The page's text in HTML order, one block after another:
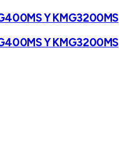
Y KMG3200MS
Y KMG3200MS